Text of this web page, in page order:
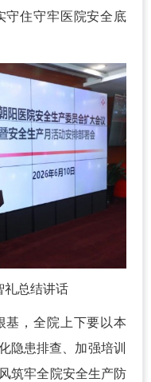
守住守牢医院安全底
礼总结讲话
，全院上下要以本
隐患排查、加强培训
筑牢全院安全生产防